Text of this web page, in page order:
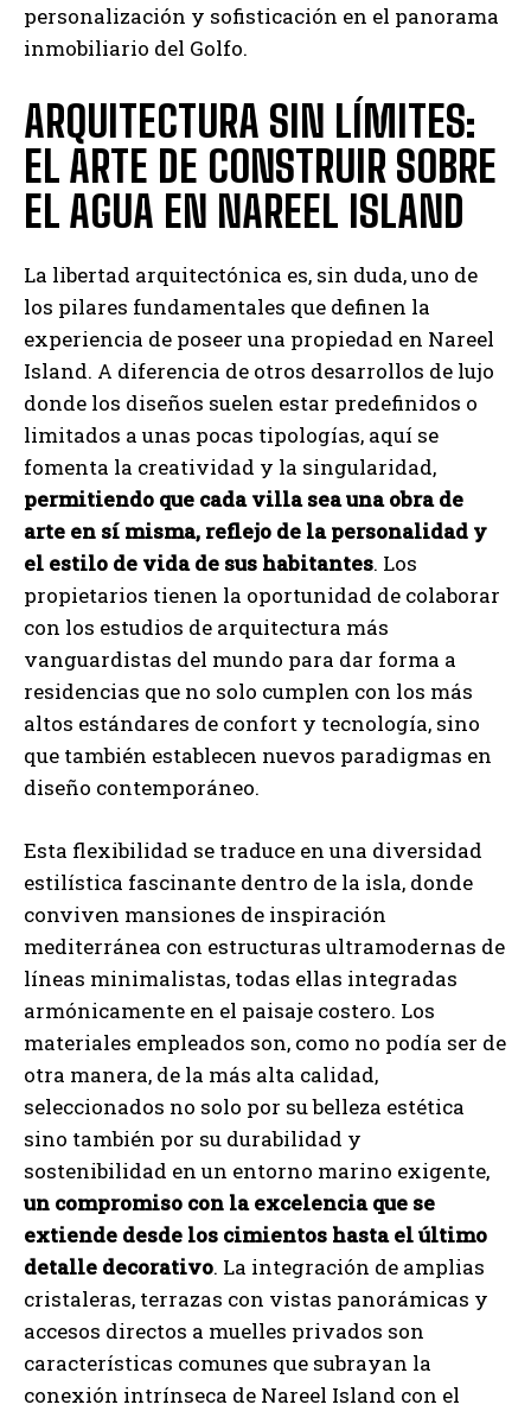
personalización y sofisticación en el panorama
inmobiliario del Golfo.
ARQUITECTURA SIN LÍMITES:
EL ARTE DE CONSTRUIR SOBRE
EL AGUA EN NAREEL ISLAND
La libertad arquitectónica es, sin duda, uno de
los pilares fundamentales que definen la
experiencia de poseer una propiedad en Nareel
Island. A diferencia de otros desarrollos de lujo
donde los diseños suelen estar predefinidos o
limitados a unas pocas tipologías, aquí se
fomenta la creatividad y la singularidad,
permitiendo que cada villa sea una obra de
arte en sí misma, reflejo de la personalidad y
el estilo de vida de sus habitantes. Los
propietarios tienen la oportunidad de colaborar
con los estudios de arquitectura más
vanguardistas del mundo para dar forma a
residencias que no solo cumplen con los más
altos estándares de confort y tecnología, sino
que también establecen nuevos paradigmas en
diseño contemporáneo.
Esta flexibilidad se traduce en una diversidad
estilística fascinante dentro de la isla, donde
conviven mansiones de inspiración
mediterránea con estructuras ultramodernas de
líneas minimalistas, todas ellas integradas
armónicamente en el paisaje costero. Los
materiales empleados son, como no podía ser de
otra manera, de la más alta calidad,
seleccionados no solo por su belleza estética
sino también por su durabilidad y
sostenibilidad en un entorno marino exigente,
un compromiso con la excelencia que se
extiende desde los cimientos hasta el último
detalle decorativo. La integración de amplias
cristaleras, terrazas con vistas panorámicas y
accesos directos a muelles privados son
características comunes que subrayan la
conexión intrínseca de Nareel Island con el